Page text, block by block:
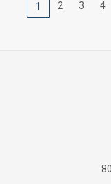
1 2 3 4